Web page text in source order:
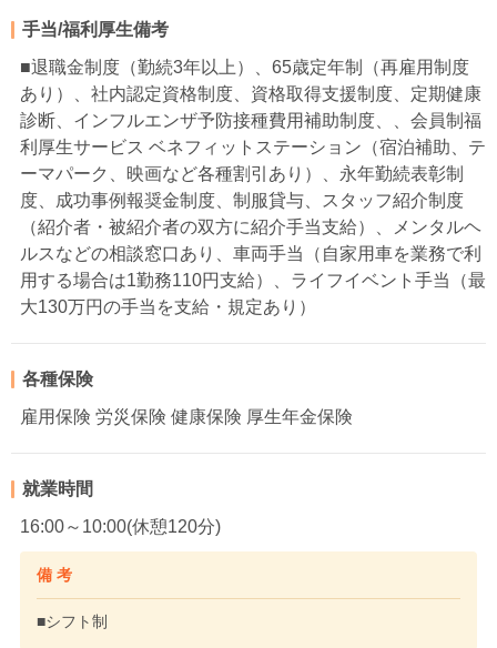
手当/福利厚生備考
■退職金制度（勤続3年以上）、65歳定年制（再雇用制度
あり）、社内認定資格制度、資格取得支援制度、定期健康
診断、インフルエンザ予防接種費用補助制度、、会員制福
利厚生サービス ベネフィットステーション（宿泊補助、テ
ーマパーク、映画など各種割引あり）、永年勤続表彰制
度、成功事例報奨金制度、制服貸与、スタッフ紹介制度
（紹介者・被紹介者の双方に紹介手当支給）、メンタルヘ
ルスなどの相談窓口あり、車両手当（自家用車を業務で利
用する場合は1勤務110円支給）、ライフイベント手当（最
大130万円の手当を支給・規定あり）
各種保険
雇用保険 労災保険 健康保険 厚生年金保険
就業時間
16:00～10:00(休憩120分)
備 考
■シフト制